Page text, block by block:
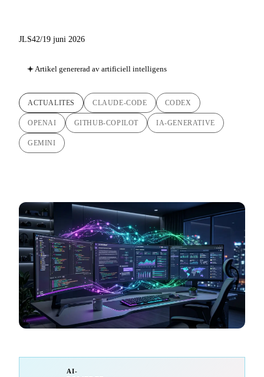
JLS42/19 juni 2026
Artikel genererad av artificiell intelligens
ACTUALITES CLAUDE-CODE CODEX
OPENAI GITHUB-COPILOT IA-GENERATIVE
GEMINI
AI-